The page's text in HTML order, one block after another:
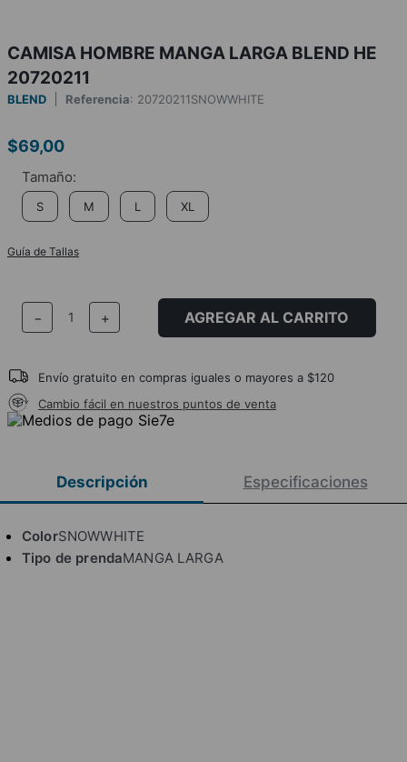
CAMISA HOMBRE MANGA LARGA BLEND HE
20720211
BLEND Referencia: 20720211SNOWWHITE
$69,00
S M L XL
Guía de Tallas
＋
－ AGREGAR AL CARRITO
Envío gratuito en compras iguales o mayores a $120
Cambio fácil en nuestros puntos de venta
Descripción Especificaciones
ColorSNOWWHITE
Tipo de prendaMANGA LARGA